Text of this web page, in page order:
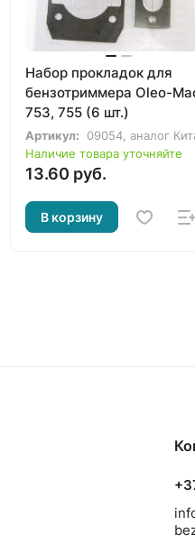
Набор прокладок для
бензотриммера Oleo-
753, 755 (6 шт.)
Артикул:
09054, аналог
Наличие товара уточняйте
13.60 руб.
В корзину